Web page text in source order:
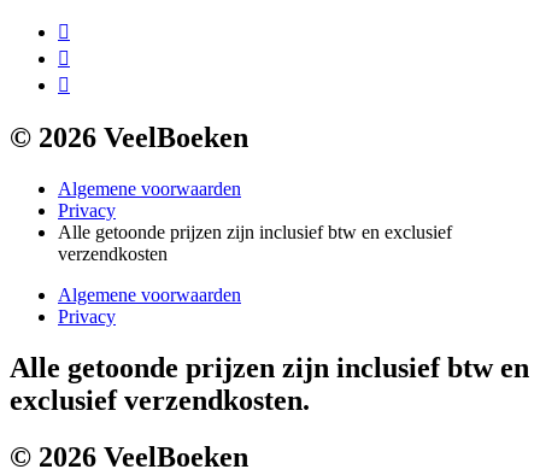
© 2026 VeelBoeken
Algemene voorwaarden
Privacy
Alle getoonde prijzen zijn inclusief btw en exclusief
verzendkosten
Algemene voorwaarden
Privacy
Alle getoonde prijzen zijn inclusief btw en
exclusief verzendkosten.
© 2026 VeelBoeken